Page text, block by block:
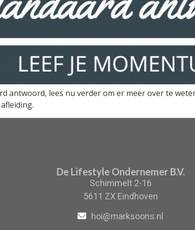
antwoord, lees nu verder om er meer over te
De Lifestyle Ondernemer B.V.
Schimmelt 2-16
5611 ZX Eindhoven
hoi@marksoons.nl